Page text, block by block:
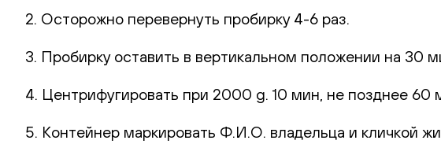
2. Осторожно перевернуть пробирку 4-6 раз.
3. Пробирку оставить в вертикальном положении на 30
4. Центрифугировать при 2000 g. 10 мин, не позднее 60
5. Контейнер маркировать Ф.И.О. владельца и кличкой